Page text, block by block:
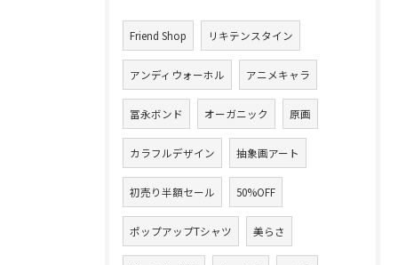
Friend Shop リキテンスタイン
アンディウォーホル アニメキャラ
冨永ボンド オーガニック 原画
カラフルデザイン 抽象画アート
初売り半額セール 50%OFF
ポップアップTシャツ 美らさ